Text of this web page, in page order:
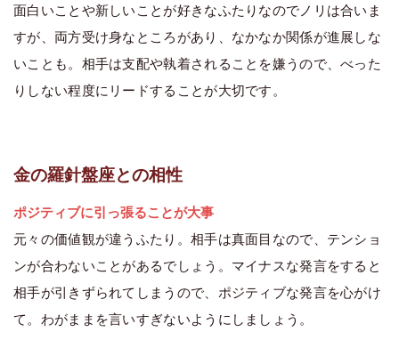
面白いことや新しいことが好きなふたりなのでノリは合いま
すが、両方受け身なところがあり、なかなか関係が進展しな
いことも。相手は支配や執着されることを嫌うので、べった
りしない程度にリードすることが大切です。
金の羅針盤座との相性
ポジティブに引っ張ることが大事
元々の価値観が違うふたり。相手は真面目なので、テンショ
ンが合わないことがあるでしょう。マイナスな発言をすると
相手が引きずられてしまうので、ポジティブな発言を心がけ
て。わがままを言いすぎないようにしましょう。